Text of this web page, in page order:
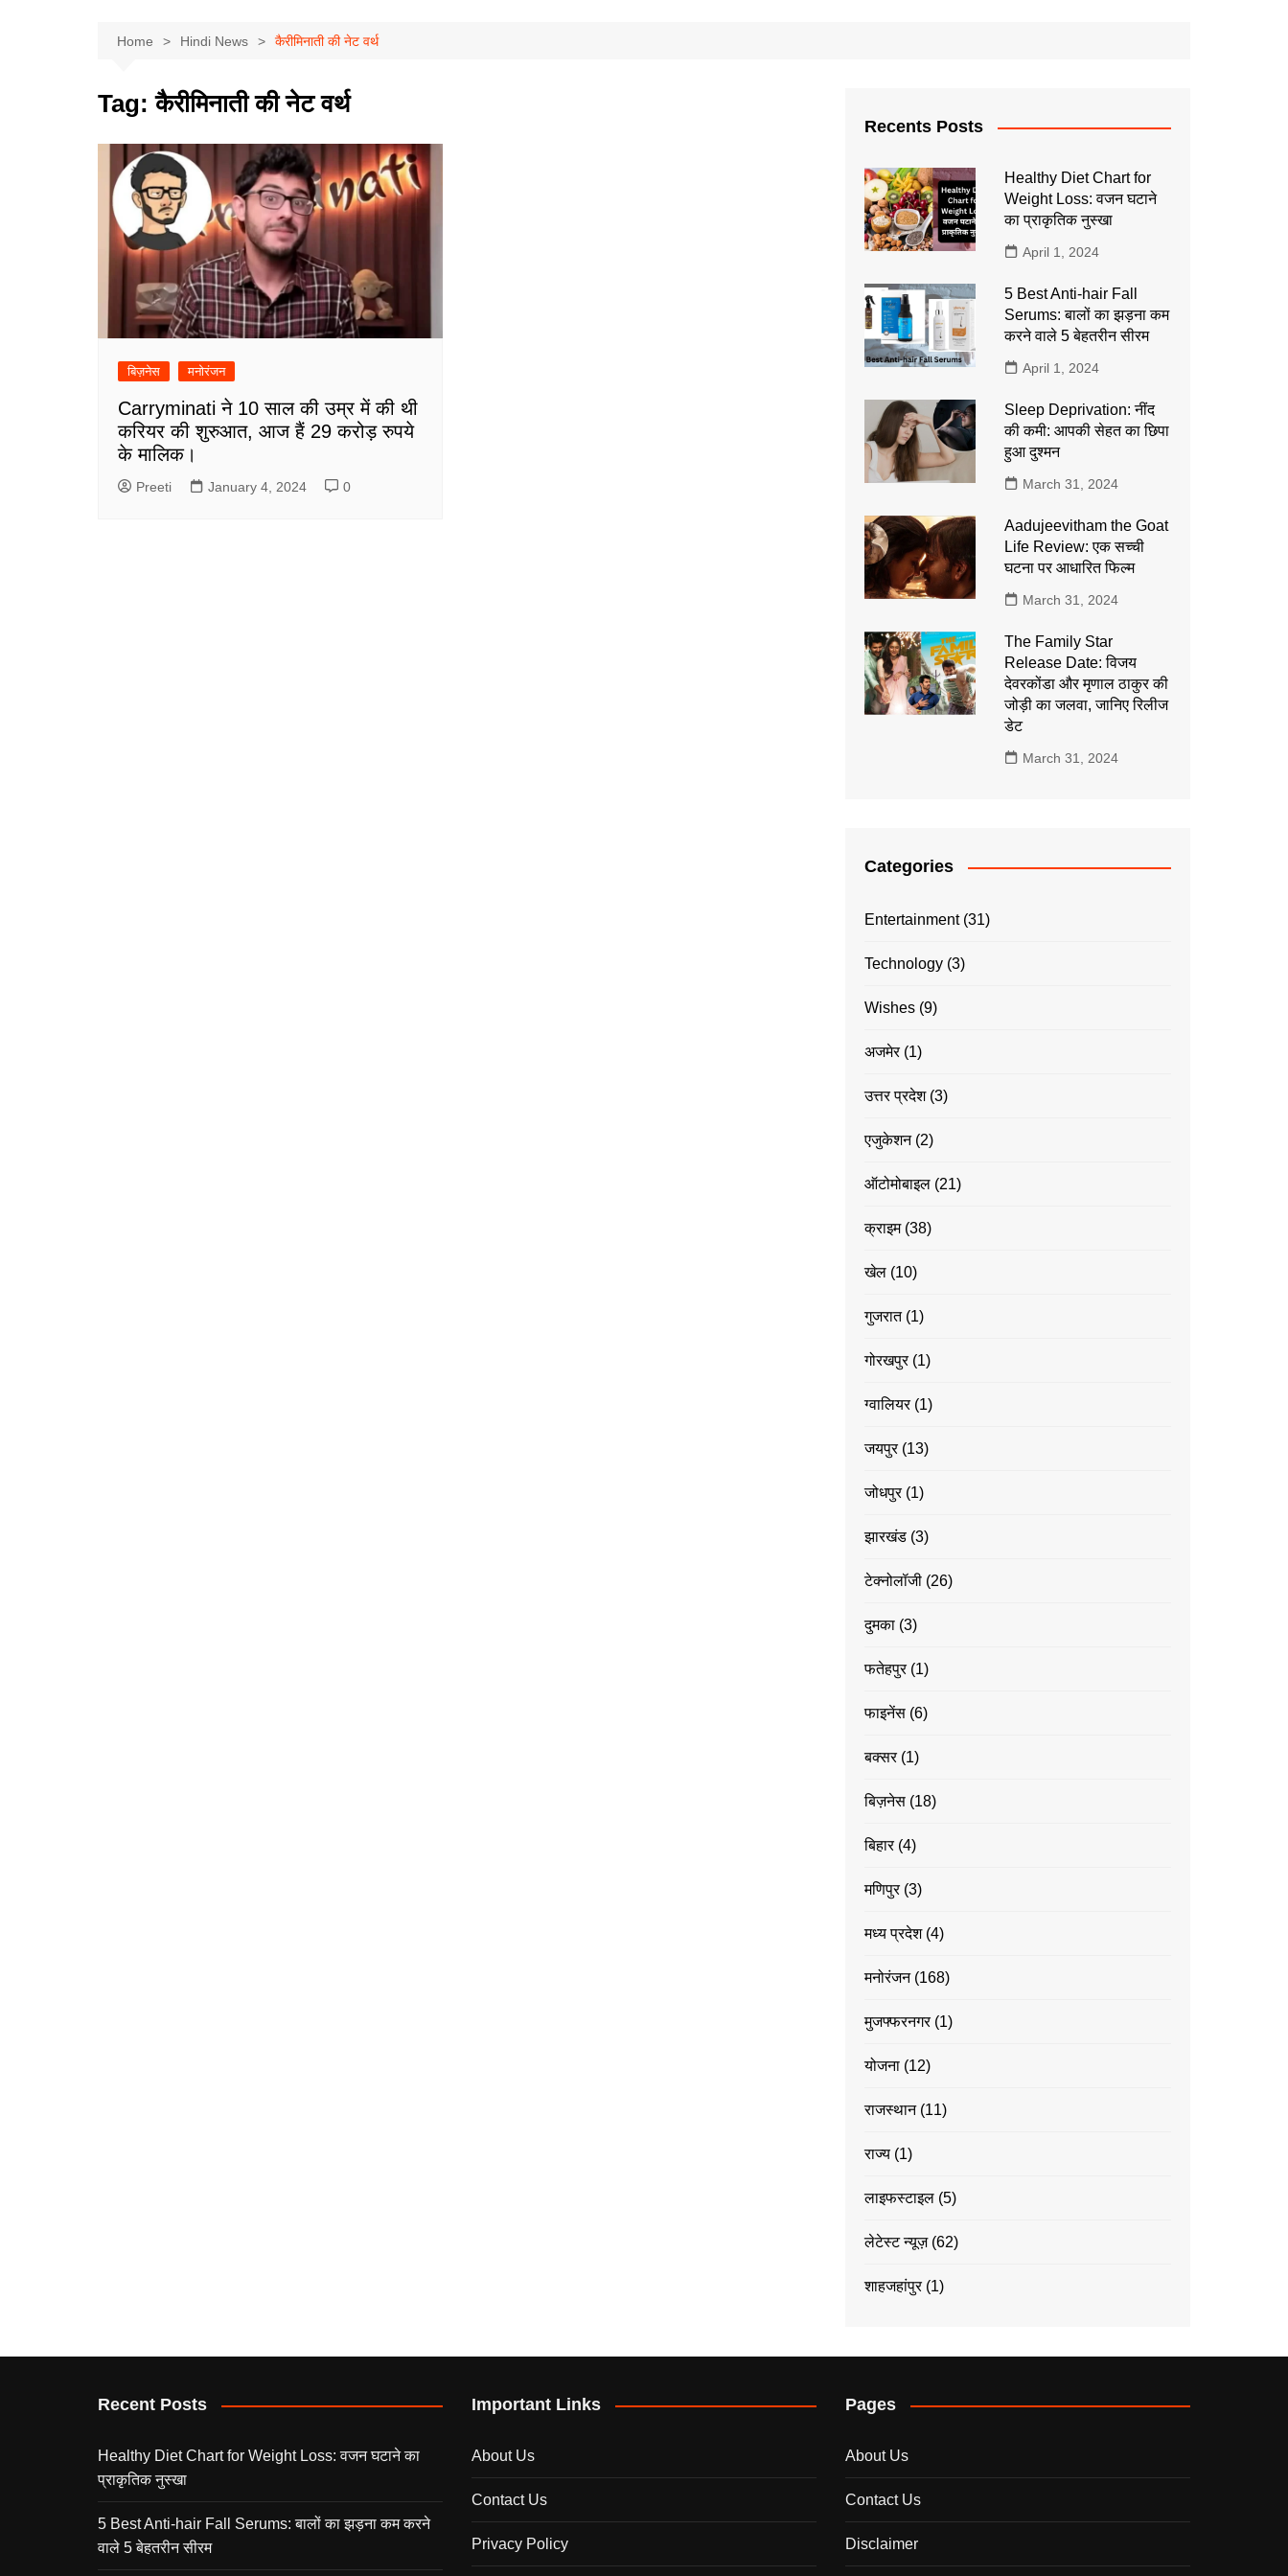
Home Hindi News कैरीमिनाती की नेट वर्थ
Tag:कैरीमिनाती की नेट वर्थ
बिज़नेस मनोरंजन
Carryminati ने 10 साल की उम्र में की थी
करियर की शुरुआत, आज हैं 29 करोड़ रुपये
के मालिक।
Preeti January 4, 2024 0
Recents Posts
Healthy Diet Chart for
Weight Loss: वजन घटाने
का प्राकृतिक नुस्खा
April 1, 2024
5 Best Anti-hair Fall
Serums: बालों का झड़ना कम
करने वाले 5 बेहतरीन सीरम
April 1, 2024
Sleep Deprivation: नींद
की कमी: आपकी सेहत का छिपा
हुआ दुश्मन
March 31, 2024
Aadujeevitham the Goat
Life Review: एक सच्ची
घटना पर आधारित फिल्म
March 31, 2024
The Family Star
Release Date: विजय
देवरकोंडा और मृणाल ठाकुर की
जोड़ी का जलवा, जानिए रिलीज
डेट
March 31, 2024
Categories
Entertainment(31)
Technology (3)
Wishes (9)
अजमेर(1)
उत्तर प्रदेश(3)
एजुकेशन(2)
ऑटोमोबाइल (21)
क्राइम(38)
खेल (10)
गुजरात(1)
गोरखपुर(1)
ग्वालियर(1)
जयपुर(13)
जोधपुर(1)
झारखंड (3)
टेक्नोलॉजी (26)
दुमका (3)
फतेहपुर(1)
फाइनेंस (6)
बक्सर(1)
बिज़नेस (18)
बिहार(4)
मणिपुर(3)
मध्य प्रदेश(4)
मनोरंजन(168)
मुजफ्फरनगर(1)
योजना (12)
राजस्थान(11)
राज्य (1)
लाइफस्टाइल (5)
लेटेस्ट न्यूज़(62)
शाहजहांपुर(1)
Recent Posts
Healthy Diet Chart for Weight Loss: वजन घटाने का
प्राकृतिक नुस्खा
5 Best Anti-hair Fall Serums: बालों का झड़ना कम करने
वाले 5 बेहतरीन सीरम
Important Links
About Us
Contact Us
Privacy Policy
Pages
About Us
Contact Us
Disclaimer